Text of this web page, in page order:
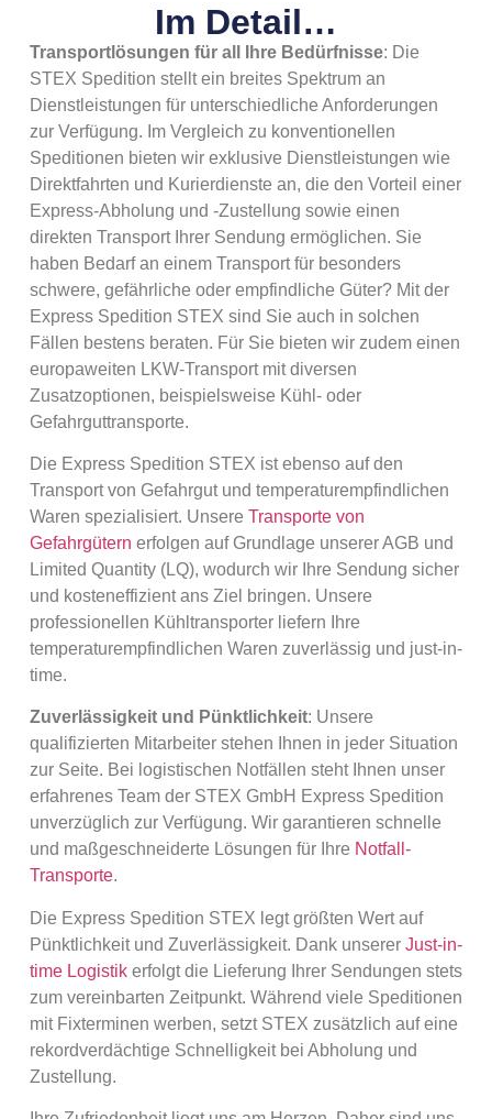
Im Detail…
Transportlösungen für all Ihre Bedürfnisse: Die
STEX Spedition stellt ein breites Spektrum an
Dienstleistungen für unterschiedliche Anforderungen
zur Verfügung. Im Vergleich zu konventionellen
Speditionen bieten wir exklusive Dienstleistungen wie
Direktfahrten und Kurierdienste an, die den Vorteil einer
Express-Abholung und -Zustellung sowie einen
direkten Transport Ihrer Sendung ermöglichen. Sie
haben Bedarf an einem Transport für besonders
schwere, gefährliche oder empfindliche Güter? Mit der
Express Spedition STEX sind Sie auch in solchen
Fällen bestens beraten. Für Sie bieten wir zudem einen
europaweiten LKW-Transport mit diversen
Zusatzoptionen, beispielsweise Kühl- oder
Gefahrguttransporte.
Die Express Spedition STEX ist ebenso auf den
Transport von Gefahrgut und temperaturempfindlichen
Waren spezialisiert. Unsere Transporte von
Gefahrgütern erfolgen auf Grundlage unserer AGB und
Limited Quantity (LQ), wodurch wir Ihre Sendung sicher
und kosteneffizient ans Ziel bringen. Unsere
professionellen Kühltransporter liefern Ihre
temperaturempfindlichen Waren zuverlässig und just-in-
time.
Zuverlässigkeit und Pünktlichkeit: Unsere
qualifizierten Mitarbeiter stehen Ihnen in jeder Situation
zur Seite. Bei logistischen Notfällen steht Ihnen unser
erfahrenes Team der STEX GmbH Express Spedition
unverzüglich zur Verfügung. Wir garantieren schnelle
und maßgeschneiderte Lösungen für Ihre Notfall-
Transporte.
Die Express Spedition STEX legt größten Wert auf
Pünktlichkeit und Zuverlässigkeit. Dank unserer Just-in-
time Logistikerfolgt die Lieferung Ihrer Sendungen stets
zum vereinbarten Zeitpunkt. Während viele Speditionen
mit Fixterminen werben, setzt STEX zusätzlich auf eine
rekordverdächtige Schnelligkeit bei Abholung und
Zustellung.